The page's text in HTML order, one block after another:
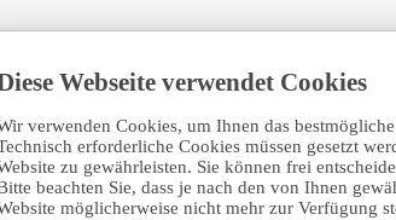
Webseite verwendet Cookies
verwenden Cookies, um Ihnen das
erforderliche Cookies müssen gesetzt
zu gewährleisten. Sie können frei
beachten Sie, dass je nach den von Ihnen
möglicherweise nicht mehr zur Verfügung